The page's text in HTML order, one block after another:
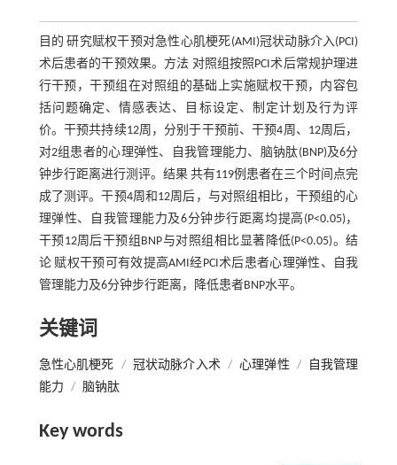
目的 研究赋权干预对急性心肌梗死(AMI)冠状动脉介入(PCI)
术后患者的干预效果。方法 对照组按照PCI术后常规护理进
行干预，干预组在对照组的基础上实施赋权干预，内容包
括问题确定、情感表达、目标设定、制定计划及行为评
价。干预共持续12周，分别于干预前、干预4周、12周后，
对2组患者的心理弹性、自我管理能力、脑钠肽(BNP)及6分
钟步行距离进行测评。结果 共有119例患者在三个时间点完
成了测评。干预4周和12周后，与对照组相比，干预组的心
理弹性、自我管理能力及6分钟步行距离均提高(P<0.05)，
干预12周后干预组BNP与对照组相比显著降低(P<0.05)。结
论 赋权干预可有效提高AMI经PCI术后患者心理弹性、自我
管理能力及6分钟步行距离，降低患者BNP水平。
关键词
急性心肌梗死 / 冠状动脉介入术 / 心理弹性 /
自我管理
能力 / 脑钠肽
Key words